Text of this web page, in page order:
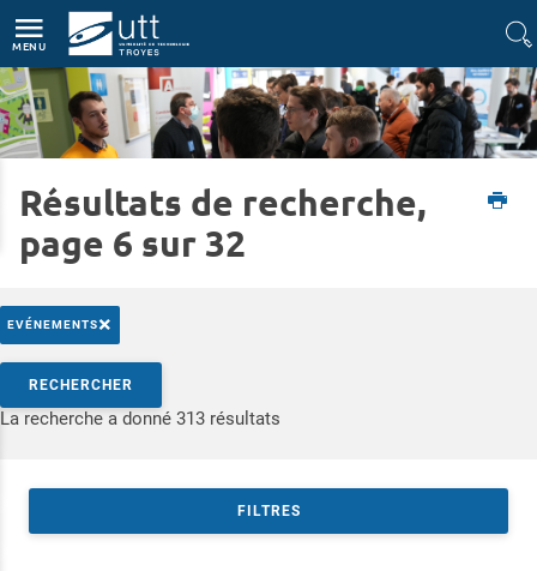
MENU
Accueil Formations Rencontrez-nous Journées Portes Ouvertes
Résultats de recherche,
page 6 sur 32
EVÉNEMENTS×
Rechercher par mots-clés
RECHERCHER
La recherche a donné 313 résultats
FILTRES